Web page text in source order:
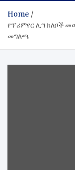
Home
የፕሪምየር ሊግ ክለቦች
መግለጫ